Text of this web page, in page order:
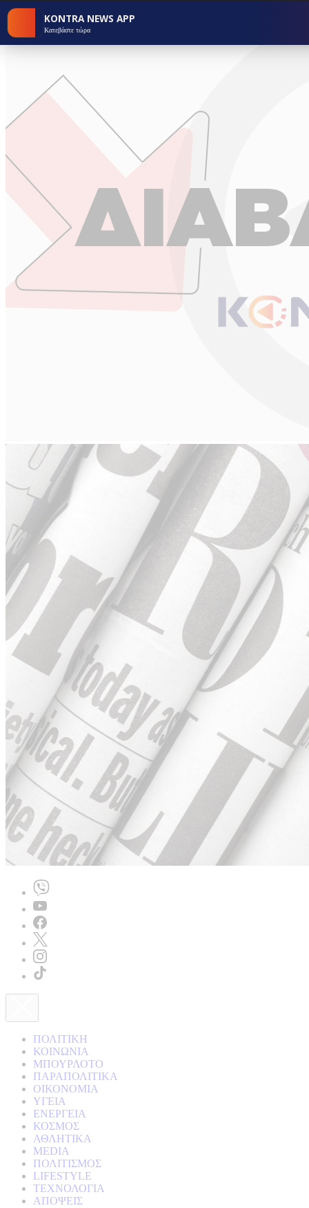
ΠΟΛΙΤΙΚΗ
ΚΟΙΝΩΝΙΑ
ΜΠΟΥΡΛΟΤΟ
ΠΑΡΑΠΟΛΙΤΙΚΑ
ΟΙΚΟΝΟΜΙΑ
ΥΓΕΙΑ
ΕΝΕΡΓΕΙΑ
ΚΟΣΜΟΣ
ΑΘΛΗΤΙΚΑ
MEDIA
ΠΟΛΙΤΙΣΜΟΣ
LIFESTYLE
ΤΕΧΝΟΛΟΓΙΑ
ΑΠΟΨΕΙΣ
KONTRA NEWS APP
Κατεβάστε τώρα